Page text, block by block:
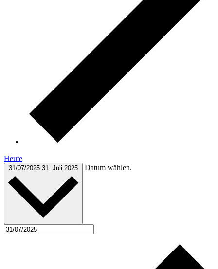
Heute
31/07/2025 31. Juli 2025 Datum wählen.